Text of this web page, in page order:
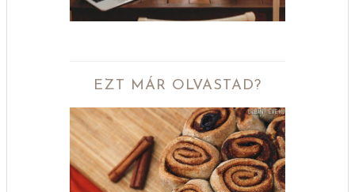
EZT MÁR OLVASTAD?